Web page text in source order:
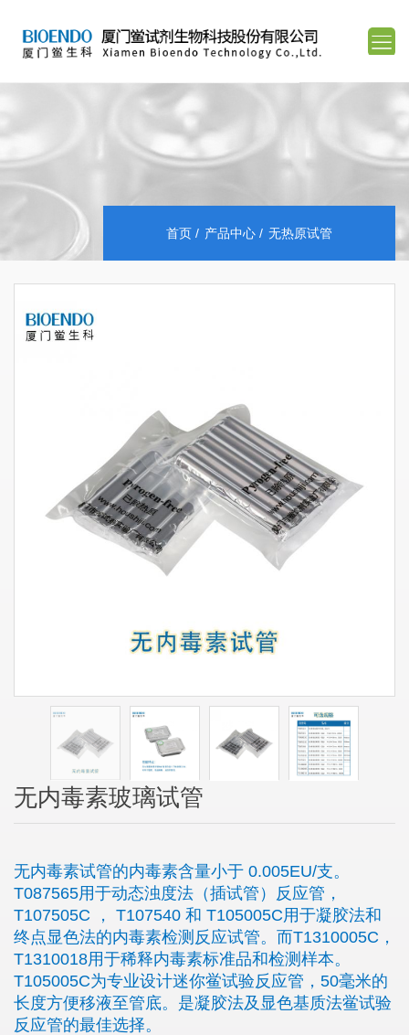
首页 产品中心 无热原试管
无内毒素玻璃试管
无内毒素试管的内毒素含量小于 0.005EU/支。
T087565用于动态浊度法（插试管）反应管，
T107505C ， T107540 和 T105005C用于凝胶法和
终点显色法的内毒素检测反应试管。而T1310005C，
T1310018用于稀释内毒素标准品和检测样本。
T105005C为专业设计迷你鲎试验反应管，50毫米的
长度方便移液至管底。是凝胶法及显色基质法鲎试验
反应管的最佳选择。